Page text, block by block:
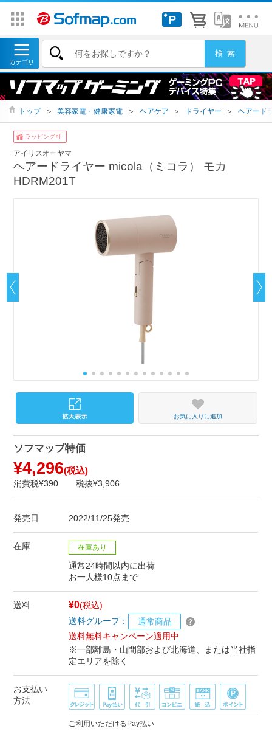
トップ ＞ 美容家電・健康家電 ＞ ヘアケア ＞ ドライヤー ＞ ヘアード
ラッピング可
アイリスオーヤマ
ヘアードライヤー micola（ミコラ） モカ
HDRM201T
お気に入りに追加
ソフマップ特価
¥4,296(税込)
消費税¥390 税抜¥3,906
発売日 2022/11/25発売
在庫 在庫あり
通常24時間以内に出荷
お一人様10点まで
送料 ¥0(税込)
送料グループ：
通常商品
送料無料キャンペーン適用中
※一部離島・山間部および北海道、または当社指
定エリアを除く
お支払い
方法
ご利用いただけるPay払い